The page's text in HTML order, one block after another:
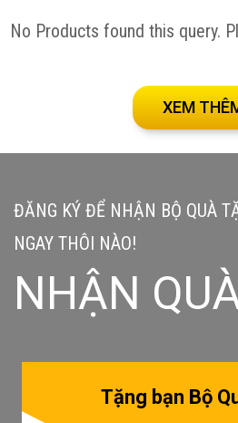
No Products found this query.
XEM
ĐĂNG KÝ ĐỂ NHẬN BỘ QUÀ
NGAY THÔI NÀO!
NHẬN
Tặng bạn Bộ